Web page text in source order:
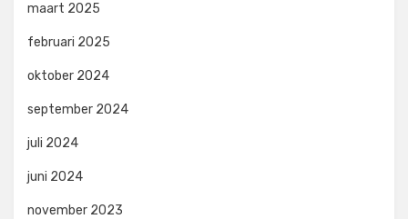
maart 2025
februari 2025
oktober 2024
september 2024
juli 2024
juni 2024
november 2023